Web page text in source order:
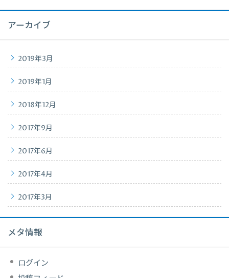
アーカイブ
2019年3月
2019年1月
2018年12月
2017年9月
2017年6月
2017年4月
2017年3月
メタ情報
ログイン